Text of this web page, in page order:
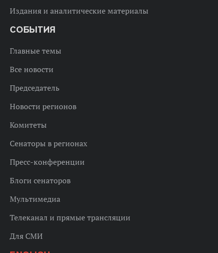
Издания и аналитические материалы
СОБЫТИЯ
Главные темы
Все новости
Председатель
Новости регионов
Комитеты
Сенаторы в регионах
Пресс-конференции
Блоги сенаторов
Мультимедиа
Телеканал и прямые трансляции
Для СМИ